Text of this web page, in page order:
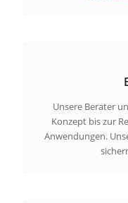
Unsere Berater
Konzept bis zur
Anwendungen.